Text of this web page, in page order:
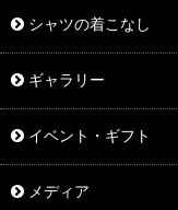
シャツの着こなし
ギャラリー
イベント・ギフト
メディア